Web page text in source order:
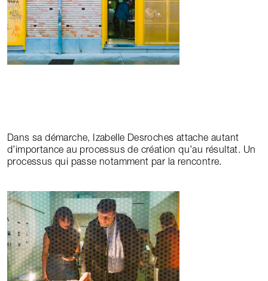
Dans sa démarche, Izabelle Desroches attache autant
d’importance au processus de création qu’au résultat. Un
processus qui passe notamment par la rencontre.